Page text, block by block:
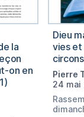
la
on en
Dieu
vies et
Pierre
24 mai